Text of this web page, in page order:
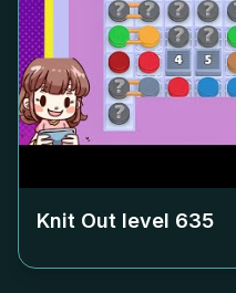
Knit Out level 635